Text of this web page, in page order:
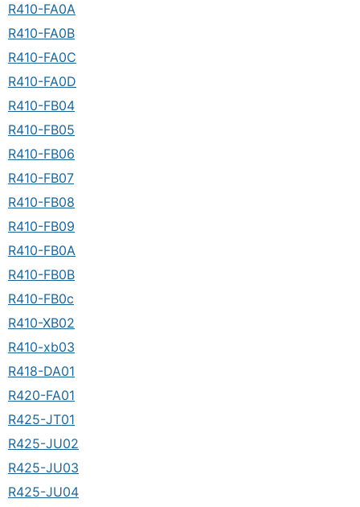
R410-FA0A
R410-FA0B
R410-FA0C
R410-FA0D
R410-FB04
R410-FB05
R410-FB06
R410-FB07
R410-FB08
R410-FB09
R410-FB0A
R410-FB0B
R410-FB0c
R410-XB02
R410-xb03
R418-DA01
R420-FA01
R425-JT01
R425-JU02
R425-JU03
R425-JU04